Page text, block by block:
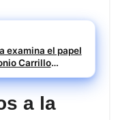
examina el papel
Carrillo
públicas
a la